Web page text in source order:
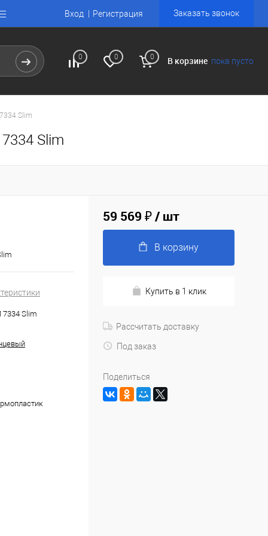
Вход Регистрация Заказать звонок
0 0 0 В корзине пока пусто
Slim
Slim
7334 Slim
59 569 ₽/ шт
В корзину
Купить в 1 клик
Рассчитать доставку
Под заказ
Поделиться